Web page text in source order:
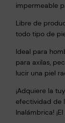
impermeable
Libre de
todo tipo de
Ideal para
para axilas,
lucir una piel
¡Adquiere la
efectividad de
Inalámbrica!